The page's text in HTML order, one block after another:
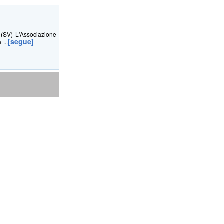
L'Associazione
...[segue]